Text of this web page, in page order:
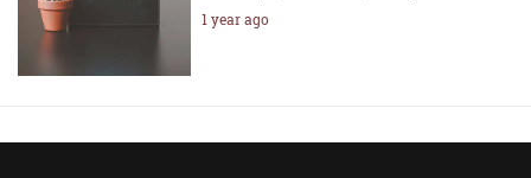
1 year ago